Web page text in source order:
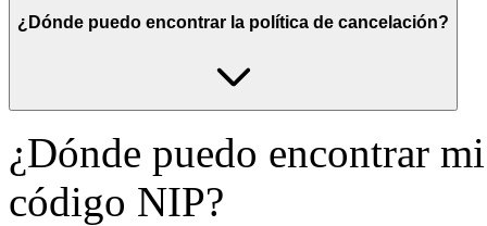
¿Dónde puedo encontrar la política de cancelación?
¿Dónde puedo encontrar
código NIP?